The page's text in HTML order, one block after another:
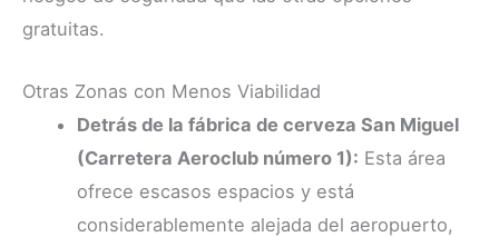
gratuitas.
Otras Zonas con Menos Viabilidad
Detrás de la fábrica de cerveza San Miguel
(Carretera Aeroclub número 1): Esta área
ofrece escasos espacios y está
considerablemente alejada del aeropuerto,